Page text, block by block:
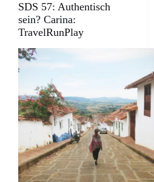
SDS 57: Authentisch
sein? Carina:
TravelRunPlay